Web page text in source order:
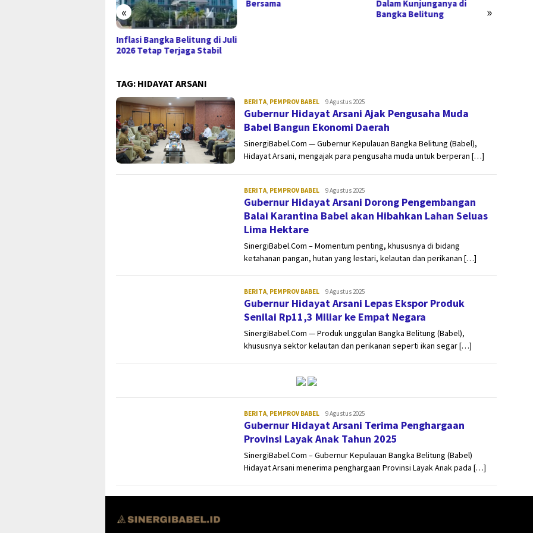
« »
Inflasi Bangka Belitung di Juli
2026 Tetap Terjaga Stabil
Bersama
Dalam Kunjunganya di
Bangka Belitung
TAG: HIDAYAT ARSANI
BERITA, PEMPROV BABELsinergibabel.id
9 Agustus 2025
Gubernur Hidayat Arsani Ajak Pengusaha Muda
Babel Bangun Ekonomi Daerah
SinergiBabel.Com — Gubernur Kepulauan Bangka Belitung (Babel),
Hidayat Arsani, mengajak para pengusaha muda untuk berperan […]
BERITA, PEMPROV BABELsinergibabel.id
9 Agustus 2025
Gubernur Hidayat Arsani Dorong Pengembangan
Balai Karantina Babel akan Hibahkan Lahan Seluas
Lima Hektare
SinergiBabel.Com – Momentum penting, khususnya di bidang
ketahanan pangan, hutan yang lestari, kelautan dan perikanan […]
BERITA, PEMPROV BABELsinergibabel.id
9 Agustus 2025
Gubernur Hidayat Arsani Lepas Ekspor Produk
Senilai Rp11,3 Miliar ke Empat Negara
SinergiBabel.Com — Produk unggulan Bangka Belitung (Babel),
khususnya sektor kelautan dan perikanan seperti ikan segar […]
BERITA, PEMPROV BABELsinergibabel.id
9 Agustus 2025
Gubernur Hidayat Arsani Terima Penghargaan
Provinsi Layak Anak Tahun 2025
SinergiBabel.Com – Gubernur Kepulauan Bangka Belitung (Babel)
Hidayat Arsani menerima penghargaan Provinsi Layak Anak pada […]